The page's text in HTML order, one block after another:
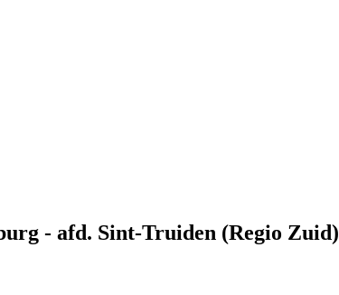
- afd. Sint-Truiden (Regio Zuid)